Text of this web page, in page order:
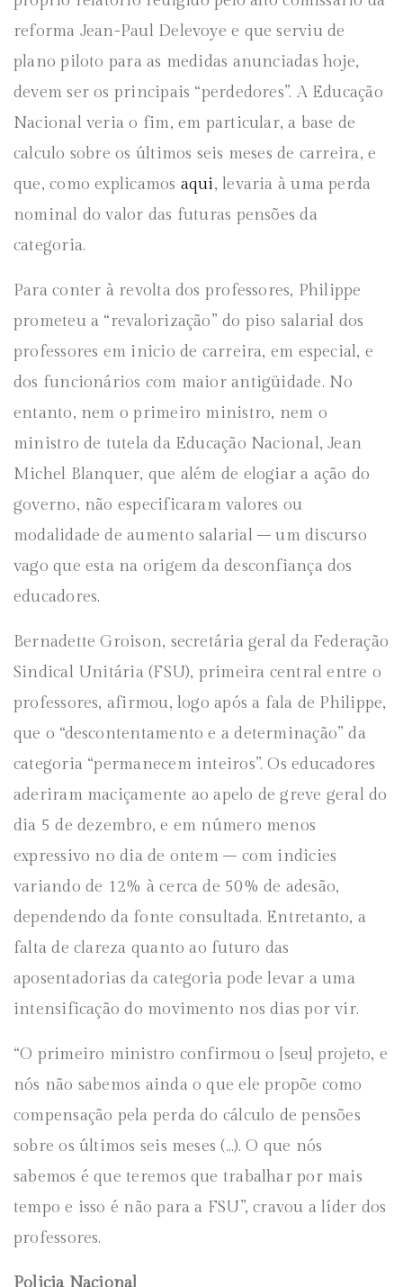
reforma Jean-Paul Delevoye e que serviu de
plano piloto para as medidas anunciadas hoje,
devem ser os principais “perdedores”. A Educação
Nacional veria o fim, em particular, a base de
calculo sobre os últimos seis meses de carreira, e
que, como explicamos aqui, levaria à uma perda
nominal do valor das futuras pensões da
categoria.
Para conter à revolta dos professores, Philippe
prometeu a “revalorização” do piso salarial dos
professores em inicio de carreira, em especial, e
dos funcionários com maior antigüidade. No
entanto, nem o primeiro ministro, nem o
ministro de tutela da Educação Nacional, Jean
Michel Blanquer, que além de elogiar a ação do
governo, não especificaram valores ou
modalidade de aumento salarial – um discurso
vago que esta na origem da desconfiança dos
educadores.
Bernadette Groison, secretária geral da Federação
Sindical Unitária (FSU), primeira central entre o
professores, afirmou, logo após a fala de Philippe,
que o “descontentamento e a determinação” da
categoria “permanecem inteiros”. Os educadores
aderiram maciçamente ao apelo de greve geral do
dia 5 de dezembro, e em número menos
expressivo no dia de ontem – com indicies
variando de 12% à cerca de 50% de adesão,
dependendo da fonte consultada. Entretanto, a
falta de clareza quanto ao futuro das
aposentadorias da categoria pode levar a uma
intensificação do movimento nos dias por vir.
“O primeiro ministro confirmou o [seu] projeto, e
nós não sabemos ainda o que ele propõe como
compensação pela perda do cálculo de pensões
sobre os últimos seis meses (…). O que nós
sabemos é que teremos que trabalhar por mais
tempo e isso é não para a FSU”, cravou a líder dos
professores.
Policia Nacional